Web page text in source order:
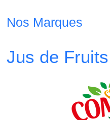
Nos Marques
Jus de